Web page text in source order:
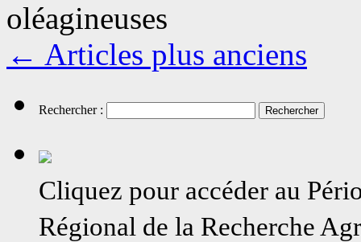
oléagineuses
← Articles plus anciens
Rechercher :
Cliquez pour accéder au
Régional de la Recherche